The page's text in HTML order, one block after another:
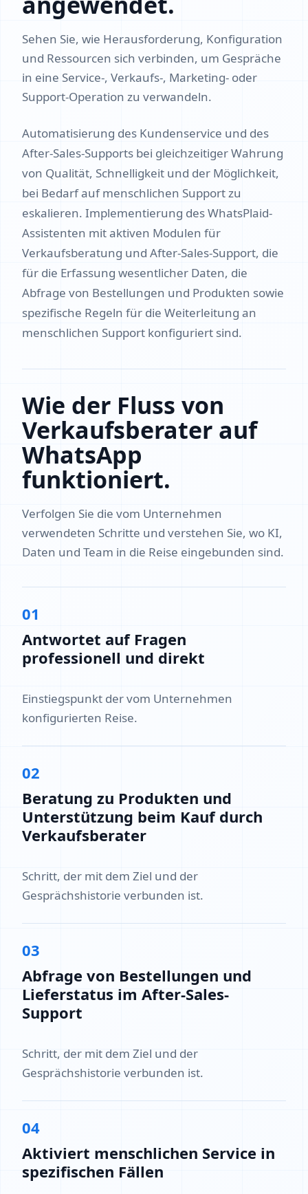
Sehen Sie, wie Herausforderung, Konfiguration
und Ressourcen sich verbinden, um Gespräche
in eine Service-, Verkaufs-, Marketing- oder
Support-Operation zu verwandeln.
Automatisierung des Kundenservice und des
After-Sales-Supports bei gleichzeitiger Wahrung
von Qualität, Schnelligkeit und der Möglichkeit,
bei Bedarf auf menschlichen Support zu
eskalieren. Implementierung des WhatsPlaid-
Assistenten mit aktiven Modulen für
Verkaufsberatung und After-Sales-Support, die
für die Erfassung wesentlicher Daten, die
Abfrage von Bestellungen und Produkten sowie
spezifische Regeln für die Weiterleitung an
menschlichen Support konfiguriert sind.
Wie der Fluss von
Verkaufsberater auf
WhatsApp
funktioniert.
Verfolgen Sie die vom Unternehmen
verwendeten Schritte und verstehen Sie, wo KI,
Daten und Team in die Reise eingebunden sind.
01
Antwortet auf Fragen
professionell und direkt
Einstiegspunkt der vom Unternehmen
konfigurierten Reise.
02
Beratung zu Produkten und
Unterstützung beim Kauf durch
Verkaufsberater
Schritt, der mit dem Ziel und der
Gesprächshistorie verbunden ist.
03
Abfrage von Bestellungen und
Lieferstatus im After-Sales-
Support
Schritt, der mit dem Ziel und der
Gesprächshistorie verbunden ist.
04
Aktiviert menschlichen Service in
spezifischen Fällen